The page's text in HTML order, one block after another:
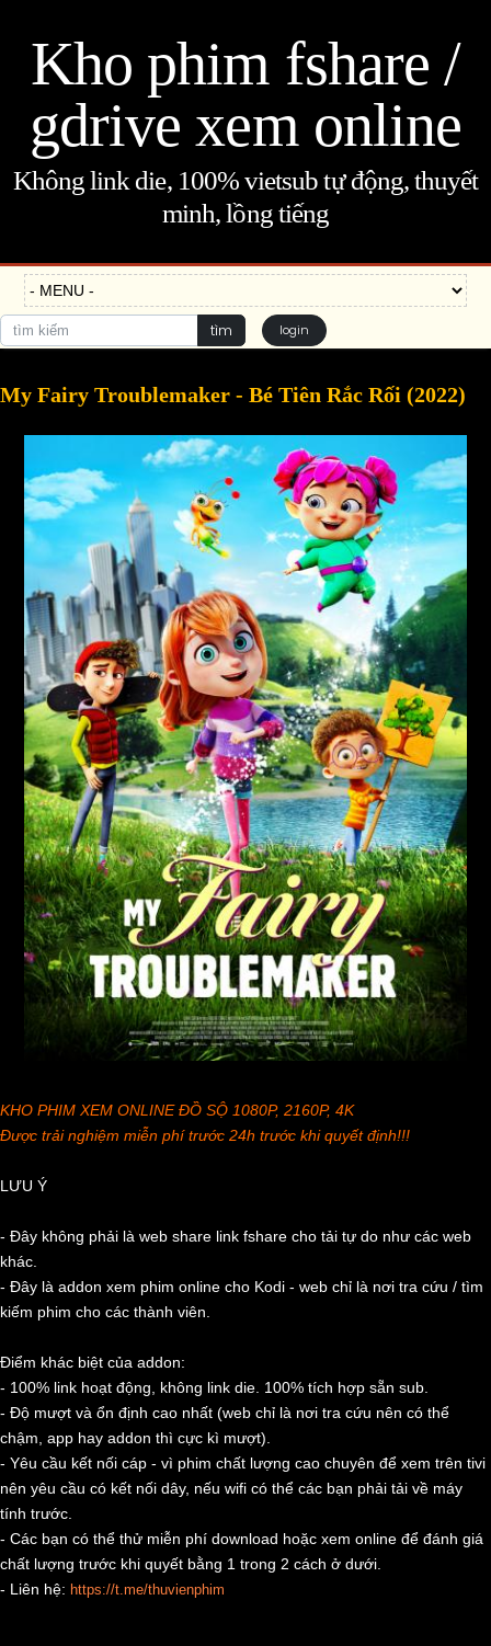
Kho phim fshare /
gdrive xem online
Không link die, 100% vietsub tự động, thuyết
minh, lồng tiếng
tìm login
My Fairy Troublemaker - Bé Tiên Rắc Rối (2022)
KHO PHIM XEM ONLINE ĐỒ SỘ 1080P, 2160P, 4K
Được trải nghiệm miễn phí trước 24h trước khi quyết định!!!
LƯU Ý
- Đây không phải là web share link fshare cho tải tự do như các web
khác.
- Đây là addon xem phim online cho Kodi - web chỉ là nơi tra cứu / tìm
kiếm phim cho các thành viên.
Điểm khác biệt của addon:
- 100% link hoạt động, không link die. 100% tích hợp sẵn sub.
- Độ mượt và ổn định cao nhất (web chỉ là nơi tra cứu nên có thể
chậm, app hay addon thì cực kì mượt).
- Yêu cầu kết nối cáp - vì phim chất lượng cao chuyên để xem trên tivi
nên yêu cầu có kết nối dây, nếu wifi có thể các bạn phải tải về máy
tính trước.
- Các bạn có thể thử miễn phí download hoặc xem online để đánh giá
chất lượng trước khi quyết bằng 1 trong 2 cách ở dưới.
- Liên hệ: https://t.me/thuvienphim